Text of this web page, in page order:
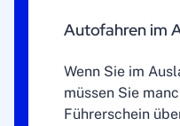
Autofahren im
Wenn Sie im
müssen Sie
Führerschein